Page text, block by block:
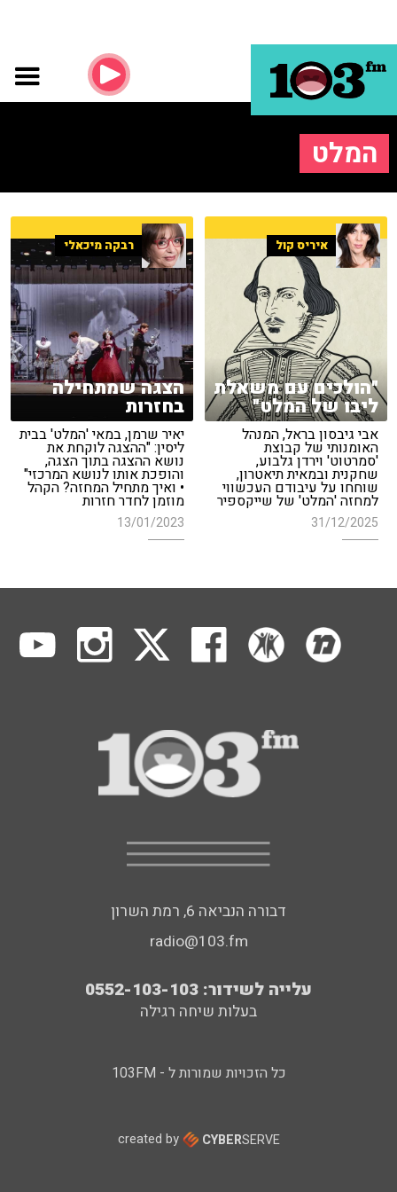
המלט
איריס קול
"הולכים עם משאלת
ליבו של המלט"
אבי גיבסון בראל, המנהל
האומנותי של קבוצת
'סמרטוט' וירדן גלבוע,
שחקנית ובמאית תיאטרון,
שוחחו על עיבודם העכשווי
למחזה 'המלט' של שייקספיר
31/12/2025
רבקה מיכאלי
הצגה שמתחילה
בחזרות
יאיר שרמן, במאי 'המלט' בבית
ליסין: "ההצגה לוקחת את
נושא ההצגה בתוך הצגה,
והופכת אותו לנושא המרכזי"
• ואיך מתחיל המחזה? הקהל
מוזמן לחדר חזרות
13/01/2023
דבורה הנביאה 6, רמת השרון
radio@103.fm
עלייה לשידור: 0552-103-103
בעלות שיחה רגילה
כל הזכויות שמורות ל - 103FM
created by CYBERSERVE